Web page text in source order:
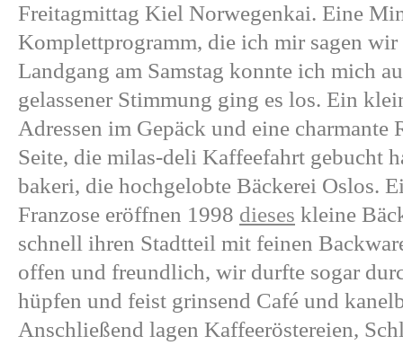
Freitagmittag Kiel Norwegenkai. Eine
Komplettprogramm, die ich mir sagen wir
Landgang am Samstag konnte ich mich
gelassener Stimmung ging es los. Ein
Adressen im Gepäck und eine charmante
Seite, die milas-deli Kaffeefahrt gebucht
bakeri, die hochgelobte Bäckerei Oslos.
Franzose eröffnen 1998 dieses kleine
schnell ihren Stadtteil mit feinen
offen und freundlich, wir durfte sogar
hüpfen und feist grinsend Café und
Anschließend lagen Kaffeeröstereien,